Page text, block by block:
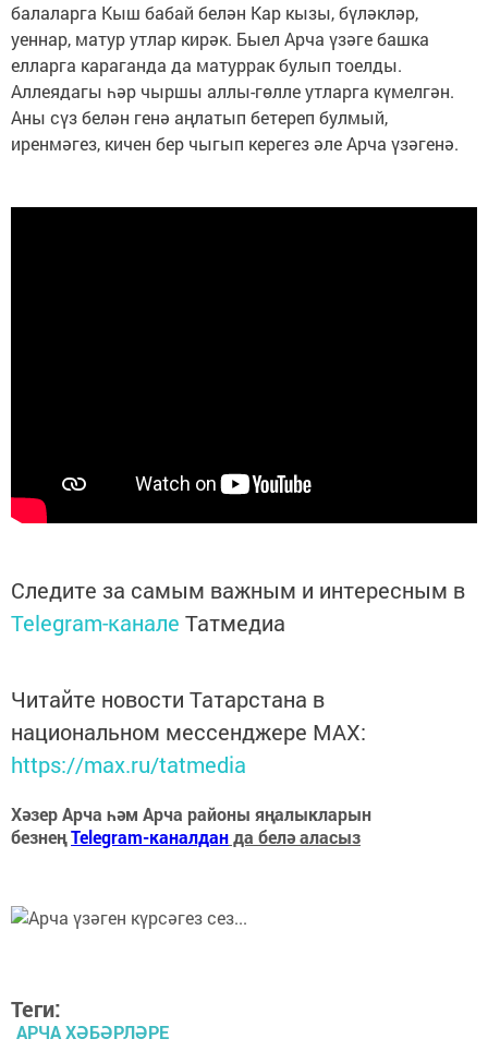
балаларга Кыш бабай белән Кар кызы, бүләкләр,
уеннар, матур утлар кирәк. Быел Арча үзәге башка
елларга караганда да матуррак булып тоелды.
Аллеядагы һәр чыршы аллы-гөлле утларга күмелгән.
Аны сүз белән генә аңлатып бетереп булмый,
иренмәгез, кичен бер чыгып керегез әле Арча үзәгенә.
Следите за самым важным и интересным в
Telegram-канале Татмедиа
Читайте новости Татарстана в
национальном мессенджере MАХ:
https://max.ru/tatmedia
Хәзер Арча һәм Арча районы яңалыкларын
безнеңTelegram-каналданда белә аласыз
Теги:
АРЧА ХӘБӘРЛӘРЕ